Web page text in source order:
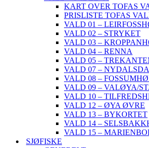
KART OVER TOFAS
PRISLISTE TOFAS
VALD 01 –
VALD 02 – STRYKET
VALD 03 –
VALD 04 – RENNA
VALD 05 –
VALD 07 –
VALD 08 –
VALD 09 – VALØYA/
VALD 10 –
VALD 12 – ØYA ØVRE
VALD 13 – BYKORTET
VALD 14 –
VALD 15 –
SJØFISKE